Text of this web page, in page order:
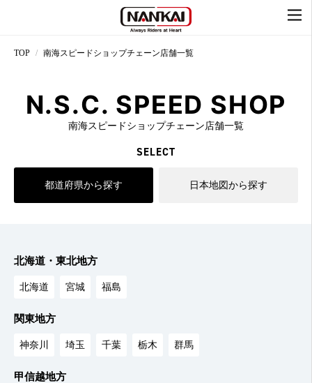
TOP 南海スピードショップチェーン店舗一覧
N.S.C. SPEED SHOP
南海スピードショップチェーン店舗一覧
SELECT
都道府県から探す 日本地図から探す
北海道・東北地方
北海道 宮城 福島
関東地方
神奈川 埼玉 千葉 栃木 群馬
甲信越地方